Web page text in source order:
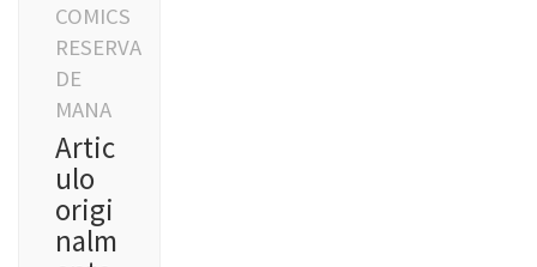
COMICS
RESERVA
DE
MANA
Artic
ulo
origi
nalm